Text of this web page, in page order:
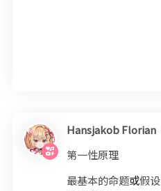
Hansjakob Florian
第一性原理
最基本的命题或假设